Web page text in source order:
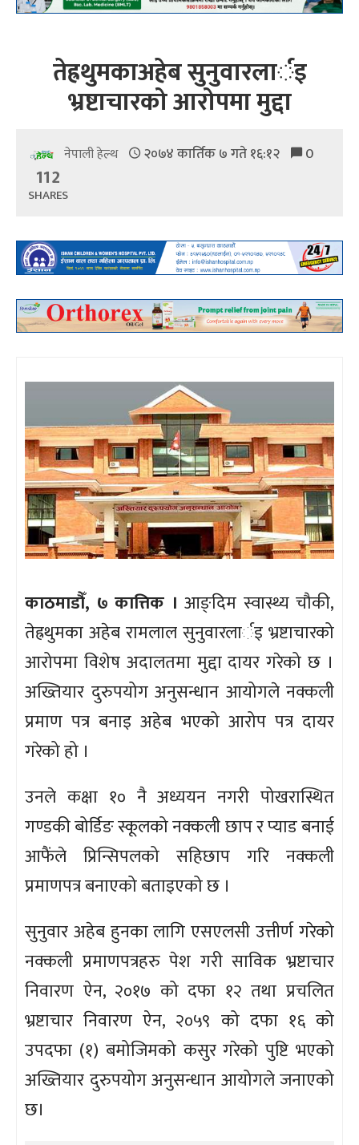
तेह्रथुमकाअहेब सुनुवारलार्इ
भ्रष्टाचारको आरोपमा मुद्दा
नेपाली हेल्थ २०७४ कार्तिक ७ गते १६:१२ 0
112
SHARES
काठमाडौँ, ७ कात्तिक । आङ्दिम स्वास्थ्य चौकी,
तेह्रथुमका अहेब रामलाल सुनुवारलार्इ भ्रष्टाचारको
आरोपमा विशेष अदालतमा मुद्दा दायर गरेको छ ।
अख्तियार दुरुपयोग अनुसन्धान आयोगले नक्कली
प्रमाण पत्र बनाइ अहेब भएको आरोप पत्र दायर
गरेको हो ।
उनले कक्षा १० नै अध्ययन नगरी पोखरास्थित
गण्डकी बोर्डिङ स्कूलको नक्कली छाप र प्याड बनाई
आफैंले प्रिन्सिपलको सहिछाप गरि नक्कली
प्रमाणपत्र बनाएको बताइएको छ ।
सुनुवार अहेब हुनका लागि एसएलसी उत्तीर्ण गरेको
नक्कली प्रमाणपत्रहरु पेश गरी साविक भ्रष्टाचार
निवारण ऐन, २०१७ को दफा १२ तथा प्रचलित
भ्रष्टाचार निवारण ऐन, २०५९ को दफा १६ को
उपदफा (१) बमोजिमको कसुर गरेको पुष्टि भएको
अख्तियार दुरुपयोग अनुसन्धान आयोगले जनाएको
छ।